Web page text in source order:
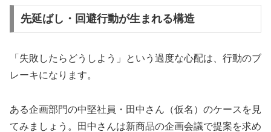
先延ばし・回避行動が生まれる構造
「失敗したらどうしよう」という過度な心配は、行動のブ
レーキになります。
ある企画部門の中堅社員・田中さん（仮名）のケースを見
てみましょう。田中さんは新商品の企画会議で提案を求め